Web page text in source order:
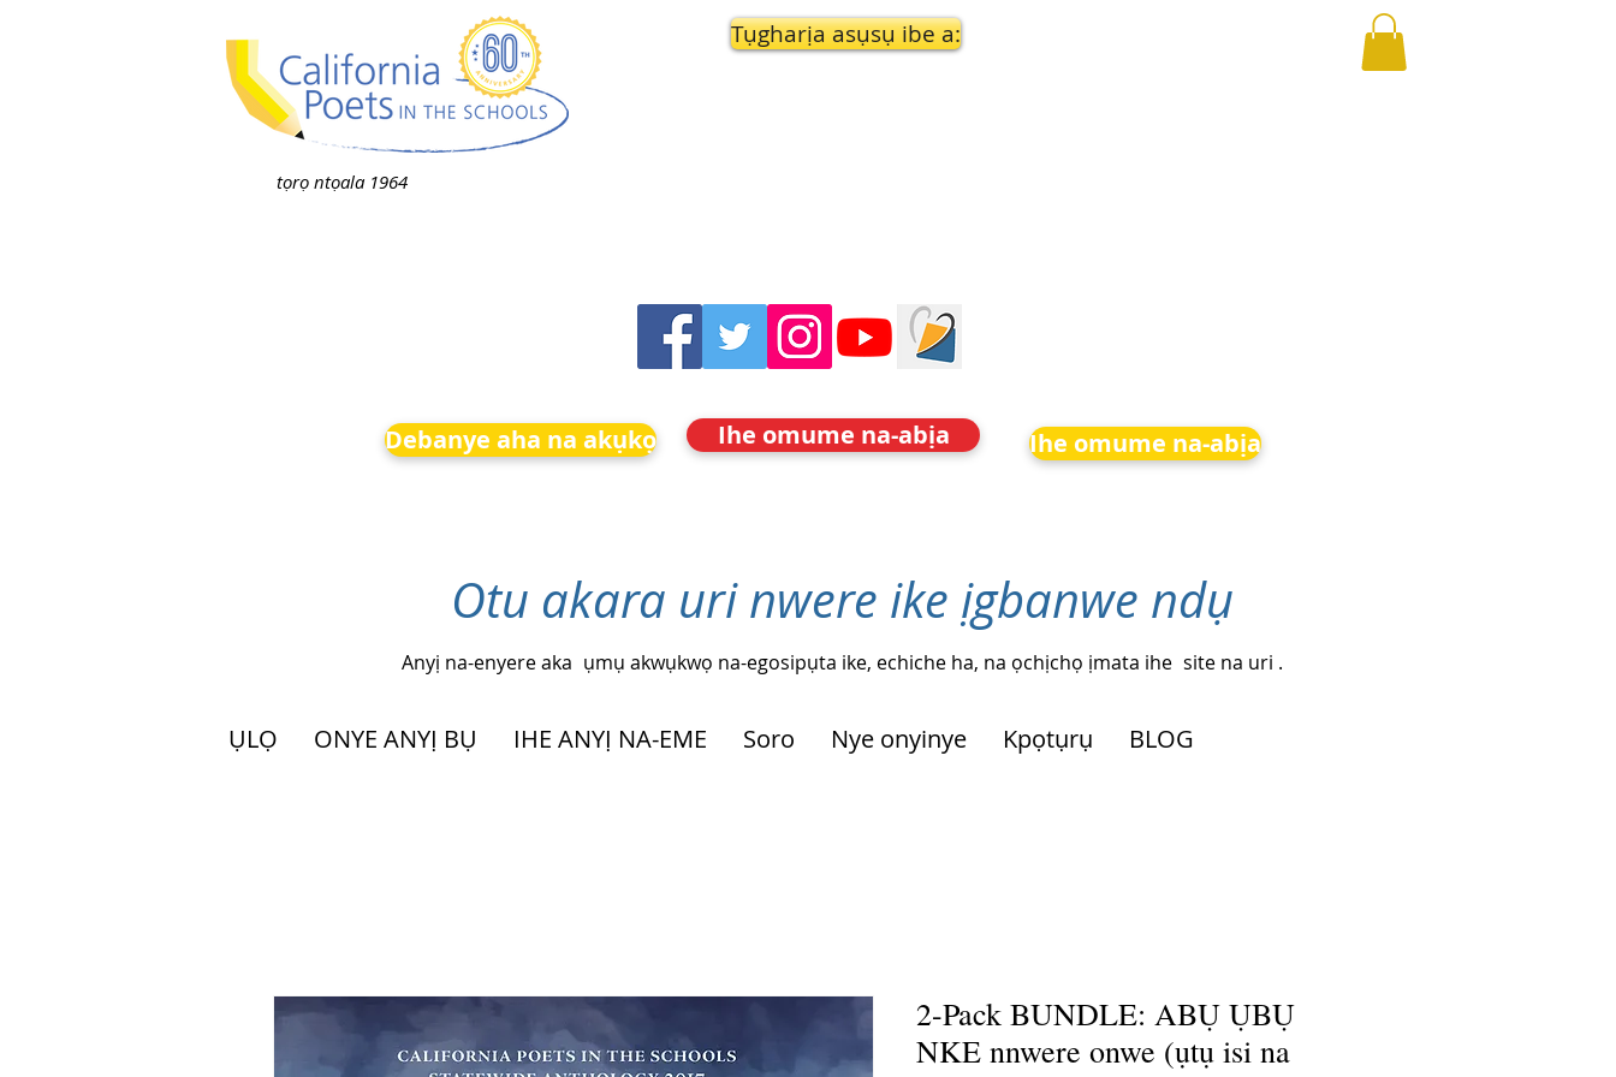
tọrọ ntọala 1964
Tụgharịa asụsụ ibe a:
Debanye aha na akụkọ Ihe omume na-abịa Ihe omume na-abịa
Otu akara uri nwere ike ịgbanwe ndụ
Anyị na-enyere aka ụmụ akwụkwọ na-egosipụta ike, echiche ha, na ọchịchọ ịmata ihe site na uri .
ỤLỌ ONYE ANYỊ BỤ IHE ANYỊ NA-EME Soro Nye onyinye Kpọtụrụ BLOG
2-Pack BUNDLE: ABỤ ỤBỤ
NKE nnwere onwe (ụtụ isi na